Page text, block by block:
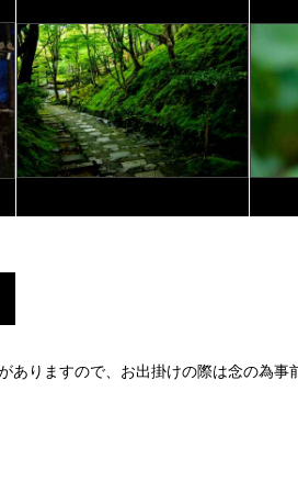
ありますので、お出掛けの際は念の為事